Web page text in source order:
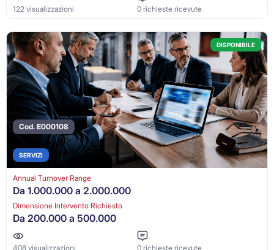
122 visualizzazioni 0 richieste ricevute
DISPONIBILE
Cod. E000108
SERVIZI
Annual Turnover Range
Da 1.000.000 a 2.000.000
Dimensione Intervento Richiesto
Da 200.000 a 500.000
408 visualizzazioni 0 richieste ricevute